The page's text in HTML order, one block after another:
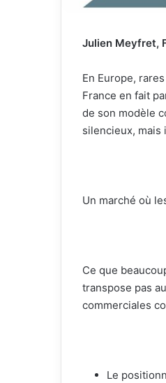
Julien Meyfret,
En Europe,
France en fait
de son modèle
silencieux, mais
Un marché où
Ce que
transpose pas
commerciales
Le